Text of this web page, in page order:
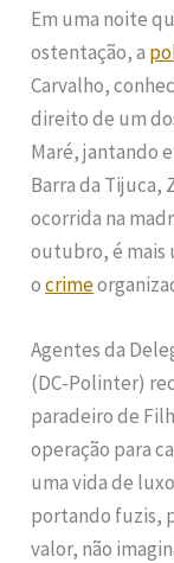
Em uma noite
ostentação, a
Carvalho,
direito de um
Maré, jantando
Barra da Tijuca,
ocorrida na
outubro, é mais
ocrime
Agentes da
(DC-Polinter)
paradeiro de
operação para
uma vida de
portando fuzis,
valor, não